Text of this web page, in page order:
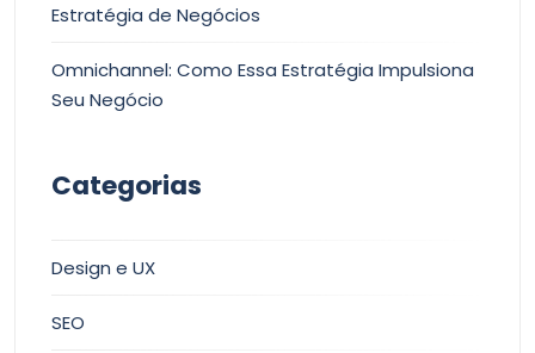
Estratégia de Negócios
Omnichannel: Como Essa Estratégia Impulsiona
Seu Negócio
Categorias
Design e UX
SEO